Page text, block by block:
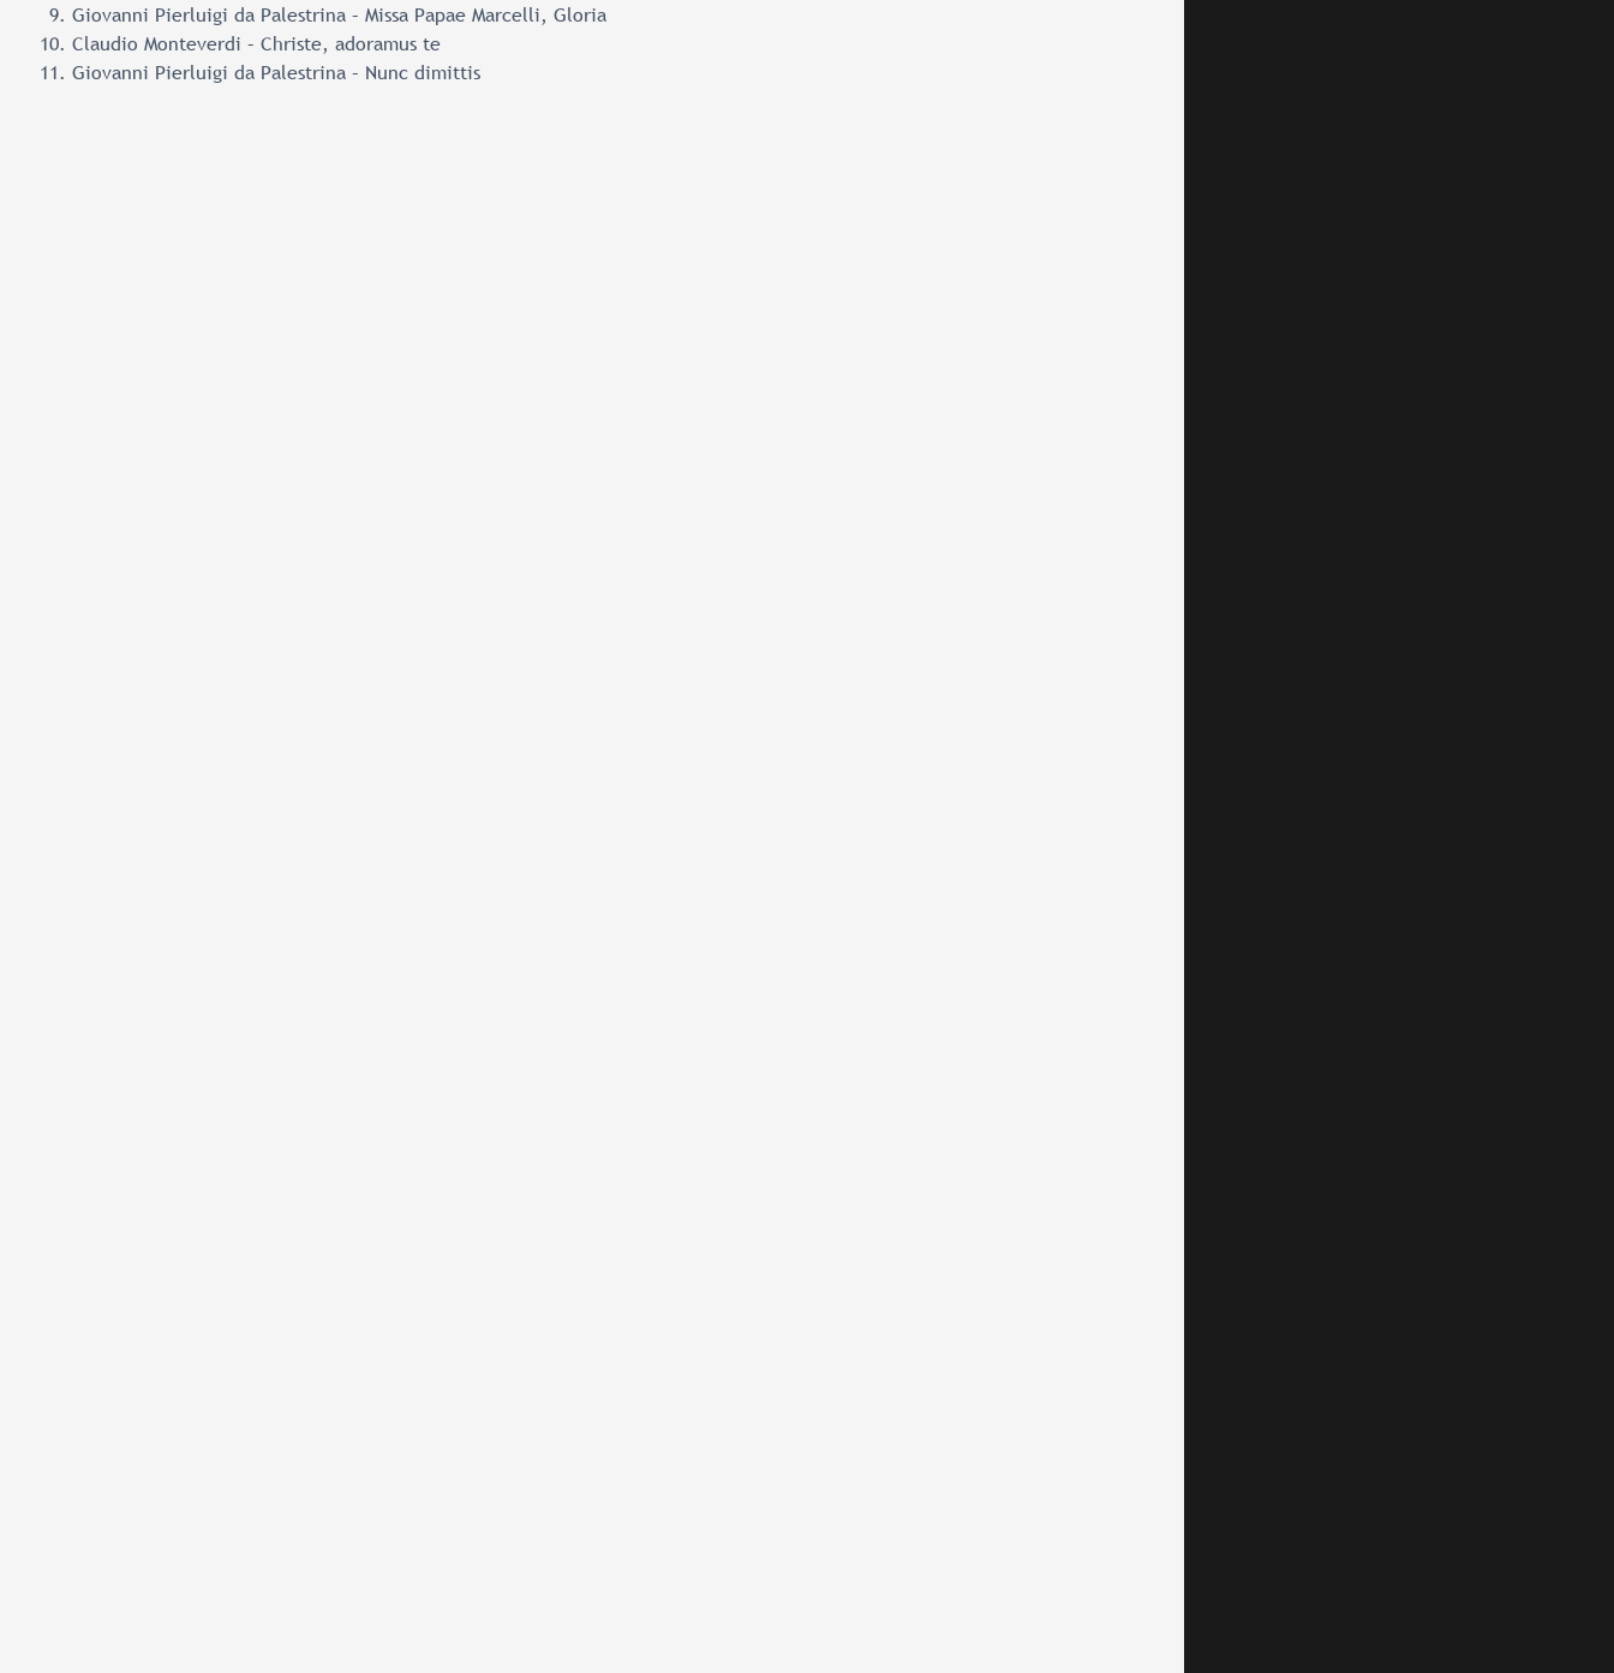
Giovanni Pierluigi da Palestrina – Missa Papae Marcelli, Gloria
Claudio Monteverdi – Christe, adoramus te
Giovanni Pierluigi da Palestrina – Nunc dimittis